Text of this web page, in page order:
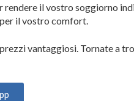
il vostro soggiorno
il vostro comfort.
vantaggiosi. Tornate a